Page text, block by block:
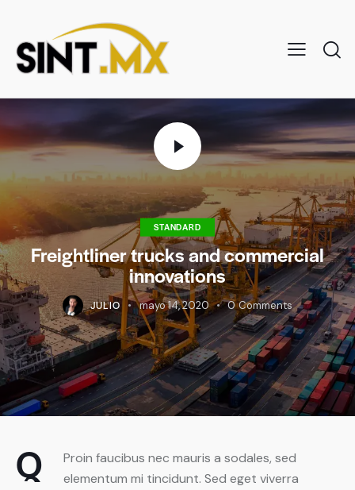
STANDARD
Freightliner trucks and commercial
innovations
JULIO mayo 14, 2020 0 Comments
Q
Proin faucibus nec mauris a sodales, sed
elementum mi tincidunt. Sed eget viverra